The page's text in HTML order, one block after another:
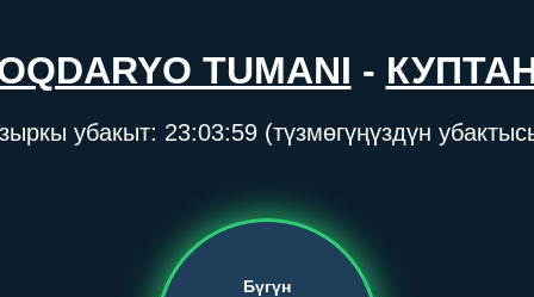
TUMANI -
убакыт: 23:04:00(түзмөгүңүздүн
Бүгүн